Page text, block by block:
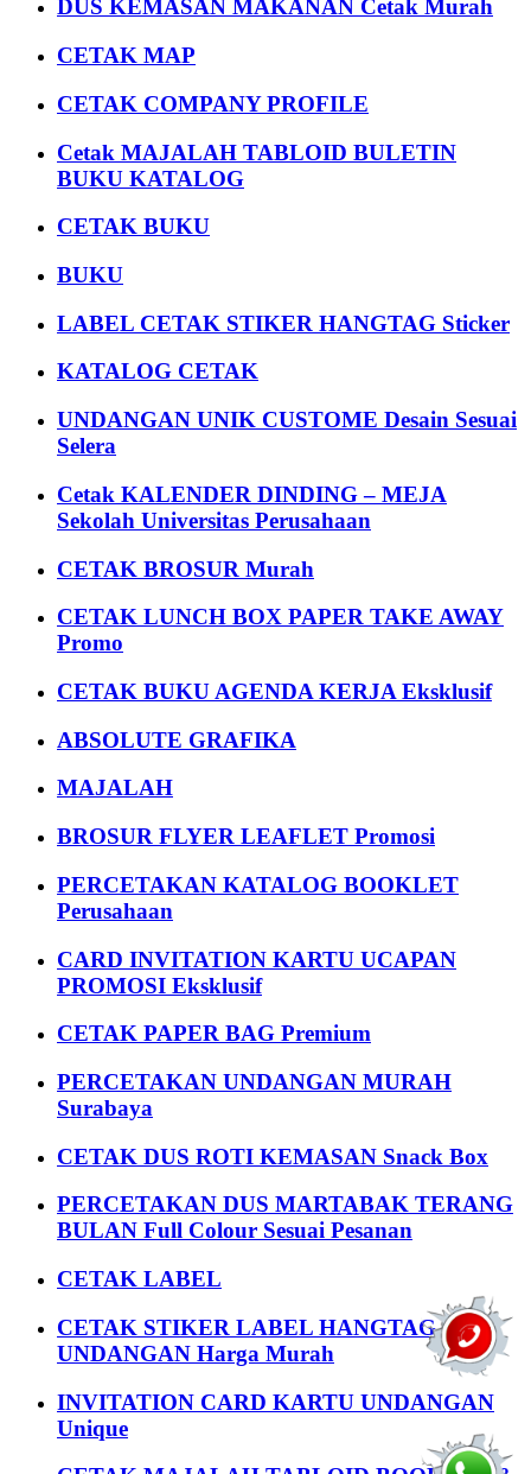
DUS KEMASAN MAKANAN Cetak Murah
CETAK MAP
CETAK COMPANY PROFILE
Cetak MAJALAH TABLOID BULETIN
BUKU KATALOG
CETAK BUKU
BUKU
LABEL CETAK STIKER HANGTAG Sticker
KATALOG CETAK
UNDANGAN UNIK CUSTOME Desain Sesuai
Selera
Cetak KALENDER DINDING – MEJA
Sekolah Universitas Perusahaan
CETAK BROSUR Murah
CETAK LUNCH BOX PAPER TAKE AWAY
Promo
CETAK BUKU AGENDA KERJA Eksklusif
ABSOLUTE GRAFIKA
MAJALAH
BROSUR FLYER LEAFLET Promosi
PERCETAKAN KATALOG BOOKLET
Perusahaan
CARD INVITATION KARTU UCAPAN
PROMOSI Eksklusif
CETAK PAPER BAG Premium
PERCETAKAN UNDANGAN MURAH
Surabaya
CETAK DUS ROTI KEMASAN Snack Box
PERCETAKAN DUS MARTABAK TERANG
BULAN Full Colour Sesuai Pesanan
CETAK LABEL
CETAK STIKER LABEL HANGTAG
UNDANGAN Harga Murah
INVITATION CARD KARTU UNDANGAN
Unique